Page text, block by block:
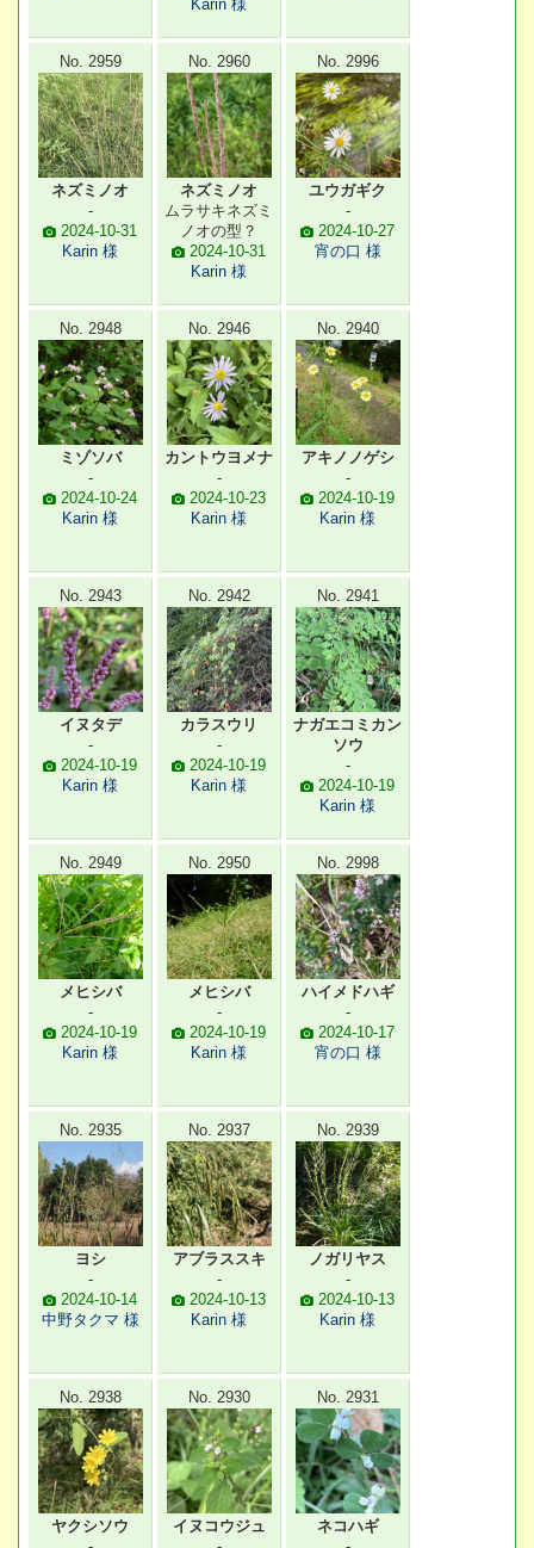
Karin 様
No. 2959
ネズミノオ
-
2024-10-31
Karin 様
No. 2960
ネズミノオ
ムラサキネズミ
ノオの型？
2024-10-31
Karin 様
No. 2996
ユウガギク
-
2024-10-27
宵の口 様
No. 2948
ミゾソバ
-
2024-10-24
Karin 様
No. 2946
カントウヨメナ
-
2024-10-23
Karin 様
No. 2940
アキノノゲシ
-
2024-10-19
Karin 様
No. 2943
イヌタデ
-
2024-10-19
Karin 様
No. 2942
カラスウリ
-
2024-10-19
Karin 様
No. 2941
ナガエコミカン
ソウ
-
2024-10-19
Karin 様
No. 2949
メヒシバ
-
2024-10-19
Karin 様
No. 2950
メヒシバ
-
2024-10-19
Karin 様
No. 2998
ハイメドハギ
-
2024-10-17
宵の口 様
No. 2935
ヨシ
-
2024-10-14
中野タクマ 様
No. 2937
アブラススキ
-
2024-10-13
Karin 様
No. 2939
ノガリヤス
-
2024-10-13
Karin 様
No. 2938
ヤクシソウ
No. 2930
イヌコウジュ
No. 2931
ネコハギ